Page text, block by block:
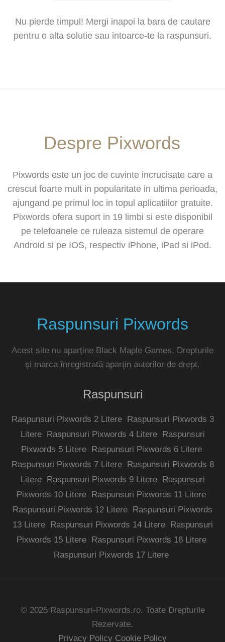
Nu pierde timpul! Mergi inapoi la bara de cautare
pentru o alta solutie sau intoarce-te la raspunsuri.
Despre Pixwords
Pixwords este un joc de cuvinte incrucisate care a
crescut foarte mult in popularitate in ultima perioada,
ajungand pe primul loc in topul aplicatiilor gratuite.
Pixwords ofera suport in 19 limbi si este disponibil
pe telefoanele ce ruleaza sistemul de operare
Android si pe IOS, respectiv iPhone, iPad si iPod.
Raspunsuri Pixwords
Acest site nu aparţine Black Maple Games. Drepturile
şi marca înregistrată aparţin autorilor de drept.
Raspunsuri
Raspunsuri Pixwords 2 Litere
Raspunsuri Pixwords 3
Litere
Raspunsuri Pixwords 4 Litere
Raspunsuri
Pixwords 5 Litere
Raspunsuri Pixwords 6 Litere
Raspunsuri Pixwords 7 Litere
Raspunsuri Pixwords 8
Litere
Raspunsuri Pixwords 9 Litere
Raspunsuri
Pixwords 10 Litere Raspunsuri Pixwords 11 Litere
Raspunsuri Pixwords 12 Litere Raspunsuri Pixwords
13 Litere
Raspunsuri Pixwords 14 Litere
Raspunsuri
Pixwords 15 Litere
Raspunsuri Pixwords 16 Litere
Raspunsuri Pixwords 17 Litere
© 2025 Raspunsuri-Pixwords.ro. Toate Drepturile
Rezervate.
Privacy Policy Cookie Policy